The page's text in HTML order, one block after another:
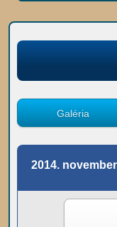
Galéria
2014.